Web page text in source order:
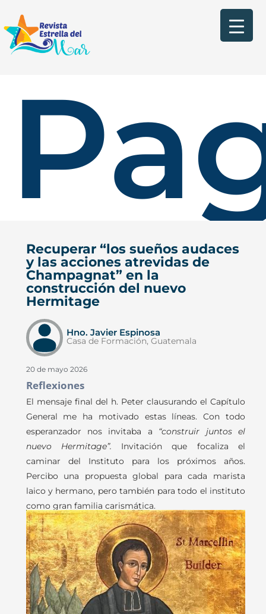
Recuperar “los sueños audaces
y las acciones atrevidas de
Champagnat” en la
construcción del nuevo
Hermitage
Hno. Javier Espinosa
Casa de Formación, Guatemala
20 de mayo 2026
Reflexiones
El mensaje final del h. Peter clausurando el Capítulo
General me ha motivado estas líneas. Con todo
esperanzador nos invitaba a “construir juntos el
nuevo Hermitage”. Invitación que focaliza el
caminar del Instituto para los próximos años.
Percibo una propuesta global para cada marista
laico y hermano, pero también para todo el instituto
como gran familia carismática.